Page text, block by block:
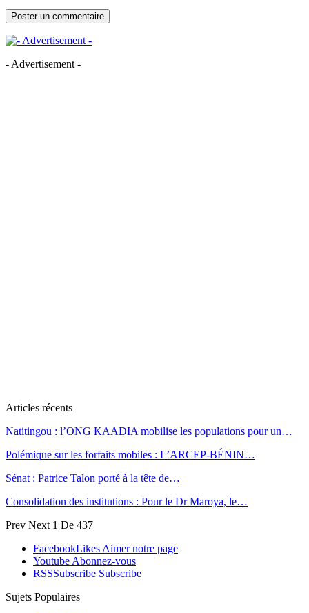
- Advertisement -
Articles récents
Natitingou : l’ONG KAADIA mobilise les populations pour un…
Polémique sur les forfaits mobiles : L’ARCEP-BÉNIN…
Sénat : Patrice Talon porté à la tête de…
Consolidation des institutions : Pour le Dr Maroya, le…
Prev Next 1 De 437
FacebookLikes Aimer notre page
Youtube Abonnez-vous
RSSSubscribe Subscribe
Sujets Populaires